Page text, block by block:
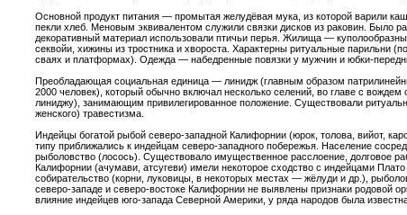
Основной продукт питания — промытая желудёвая мука, из которой варили
пекли хлеб. Меновым эквивалентом служили связки дисков из раковин. Было
декоративный материал использовали птичьи перья. Жилища —
секвойи, хижины из тростника и хвороста. Характерны ритуальные парильни
сваях и платформах). Одежда — набедренные повязки у мужчин и юбки-
Преобладающая социальная единица — линидж (главным образом
2000 человек), который обычно включал несколько селений, во главе с
линиджу), занимающим привилегированное положение. Существовали
женского) травестизма.
Индейцы богатой рыбой северо-западной Калифорнии (юрок, толова, вийот,
типу приближались к индейцам северо-западного побережья. Население
рыболовство (лосось). Существовало имущественное расслоение, долговое
Калифорнии (ачумави, атсугеви) имели некоторое сходство с индейцами
собирательство (корни, луковицы, в некоторых местах — жёлуди и др.),
северо-западе и северо-востоке Калифорнии не выявлены признаки родовой
влияние индейцев юго-запада Северной Америки, у ряда народов была